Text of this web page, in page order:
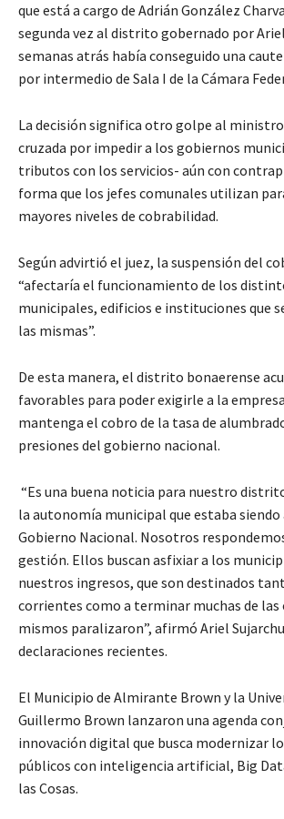
que está a cargo de Adrián González
segunda vez al distrito gobernado por
semanas atrás había conseguido una
por intermedio de Sala I de la Cámara
La decisión significa otro golpe al ministro
cruzada por impedir a los gobiernos
tributos con los servicios- aún con
forma que los jefes comunales utilizan
mayores niveles de cobrabilidad.
Según advirtió el juez, la suspensión del
“afectaría el funcionamiento de los
municipales, edificios e instituciones que
las mismas”.
De esta manera, el distrito bonaerense
favorables para poder exigirle a la
mantenga el cobro de la tasa de
presiones del gobierno nacional.
“Es una buena noticia para nuestro
la autonomía municipal que estaba siendo
Gobierno Nacional. Nosotros
gestión. Ellos buscan asfixiar a los
nuestros ingresos, que son destinados
corrientes como a terminar muchas de las
mismos paralizaron”, afirmó Ariel
declaraciones recientes.
El Municipio de Almirante Brown y la
Guillermo Brown lanzaron una agenda
innovación digital que busca modernizar
públicos con inteligencia artificial, Big
las Cosas.